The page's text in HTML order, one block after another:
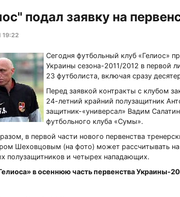
подал заявку на
19:22
Сегодня футбольный клуб «Гелиос»
Украины сезона-2011/2012 в первой
23 футболиста, включая сразу
Перед заявкой контракты с клубом
24-летний крайний полузащитник
защитник-«универсал» Вадим
футбольного клуба «Сумы».
в первой части нового первенства
Шеховцовым (на фото) может рассчитывать
полузащитников и четырех нападающих.
в осеннюю часть первенства Украины-